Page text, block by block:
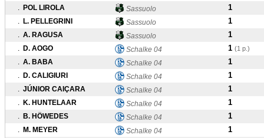
. POL LIROLA Sassuolo 1
. L. PELLEGRINI Sassuolo 1
. A. RAGUSA Sassuolo 1
. D. AOGO Schalke 04 1 (1 p.)
. A. BABA Schalke 04 1
. D. CALIGIURI Schalke 04 1
. JÚNIOR CAIÇARA Schalke 04 1
. K. HUNTELAAR Schalke 04 1
. B. HÖWEDES Schalke 04 1
. M. MEYER Schalke 04 1